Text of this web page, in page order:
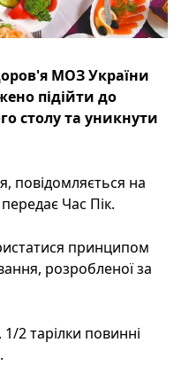
МОЗ України
підійти до
столу та уникнути
повідомляється на
Час Пік.
принципом
розробленої за
2 тарілки повинні